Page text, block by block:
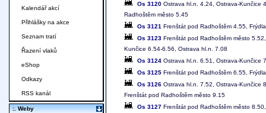
Os 3120 Ostrava hl.n. 4.24, Ostrava-Kunčice
Radhoštěm město 5.45
Os 3121 Frenštát pod Radhoštěm 4.55,
Os 3123 Frenštát pod Radhoštěm město
Kunčice 6.54-6.56, Ostrava hl.n. 7.08
Os 3124 Ostrava hl.n. 6.51, Ostrava-Kunčice
Os 3125 Frenštát pod Radhoštěm 6.55,
Os 3126 Ostrava hl.n. 7.52, Ostrava-Kunčice
Frenštát pod Radhoštěm město 9.15
Os 3127 Frenštát pod Radhoštěm město
Kalendář akcí
Přihlášky na akce
Seznam tratí
Řazení vlaků
eShop
Odkazy
RSS kanál
:. Weby